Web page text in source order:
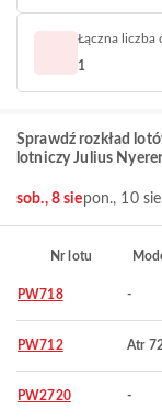
Łączna liczba
1
Sprawdź rozkład
lotniczy Julius
sob., 8 siepon., 10 sie
Nr lotu
PW718 -
PW712 Atr
PW2720 -